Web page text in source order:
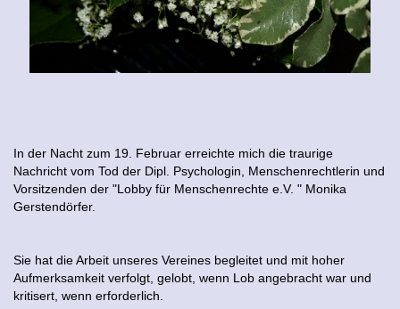
In der Nacht zum 19. Februar erreichte mich die traurige
Nachricht vom Tod der Dipl. Psychologin, Menschenrechtlerin und
Vorsitzenden der "Lobby für Menschenrechte e.V. " Monika
Gerstendörfer.
Sie hat die Arbeit unseres Vereines begleitet und mit hoher
Aufmerksamkeit verfolgt, gelobt, wenn Lob angebracht war und
kritisert, wenn erforderlich.